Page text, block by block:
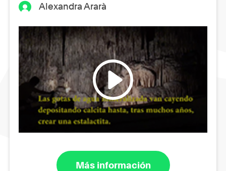
Alexandra Ararà
Más información